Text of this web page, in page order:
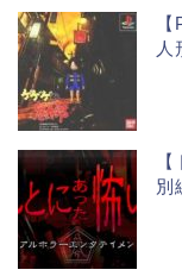
人
別